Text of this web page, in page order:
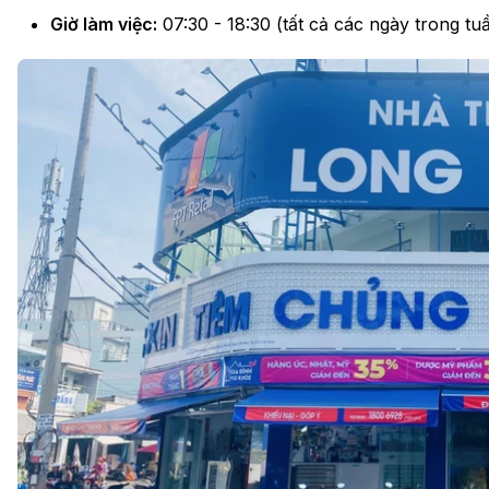
Giờ làm việc: 07:30 - 18:30 (tất cả các ngày trong